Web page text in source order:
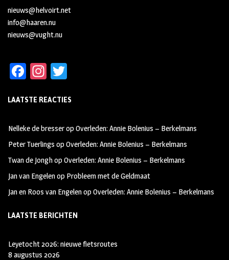
nieuws@helvoirt.net
info@haaren.nu
nieuws@vught.nu
Fa
b
oo
k
In
ag
m
tt
LAATSTE REACTIES
Nelleke de bresseropOverleden: Annie Bolenius – Berkelmans
Peter Tuerlings opOverleden: Annie Bolenius – Berkelmans
Twan de JonghopOverleden: Annie Bolenius – Berkelmans
Jan van Engelenop Probleem met de Geldmaat
Jan en Roos van EngelenopOverleden: Annie Bolenius – Berkelmans
LAATSTE BERICHTEN
Leyetocht 2026: nieuwe fietsroutes
8 augustus 2026